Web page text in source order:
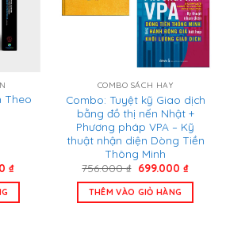
Theo
₫Giá
tại
COMBO SÁCH HAY
Combo: Tuyệt kỹ Giao dịch
bằng đồ thị nến Nhật +
Phương pháp VPA – Kỹ
thuật nhận diện Dòng Tiền
Thông Minh
756.000₫ Giá
là:
756.000 ₫.
699.000 ₫Giá
tại
THÊM VÀO GIỎ HÀNG